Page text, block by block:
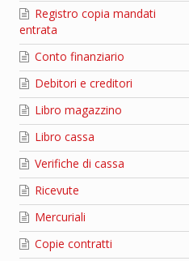
Registro copia mandati
entrata
Conto finanziario
Debitori e creditori
Libro magazzino
Libro cassa
Verifiche di cassa
Ricevute
Mercuriali
Copie contratti